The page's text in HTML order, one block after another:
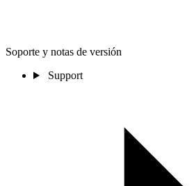
Soporte y notas de versión
Support